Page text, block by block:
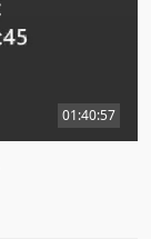
01:40:57